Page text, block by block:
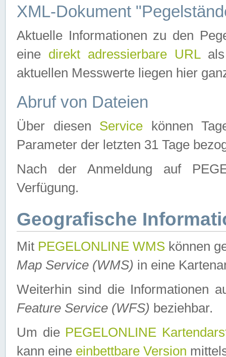
XML-Dokument
Aktuelle Informationen zu den
eine direkt adressierbare URLals
aktuellen Messwerte liegen hier
Abruf von Dateien
Über diesen Service können
Parameter der letzten 31 Tage
Nach der Anmeldung auf
Verfügung.
Geografische
Mit PEGELONLINE WMS können
Map Service (WMS) in eine
Weiterhin sind die Informationen
Feature Service (WFS) beziehbar.
Um die PEGELONLINE
kann eine einbettbare Version